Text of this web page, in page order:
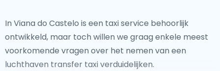
In Viana do Castelo is een taxi service behoorlijk
ontwikkeld, maar toch willen we graag enkele meest
voorkomende vragen over het nemen van een
luchthaven transfer taxi verduidelijken.